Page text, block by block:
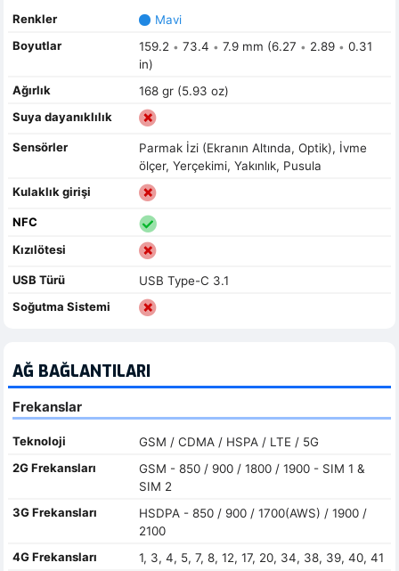
Renkler
Mavi
Boyutlar
159.2 • 73.4 • 7.9 mm (6.27 • 2.89 • 0.31
in)
Ağırlık
168 gr (5.93 oz)
Suya dayanıklılık
Sensörler
Parmak İzi (Ekranın Altında, Optik), İvme
ölçer, Yerçekimi, Yakınlık, Pusula
Kulaklık girişi
NFC
Kızılötesi
USB Türü
USB Type-C 3.1
Soğutma Sistemi
AĞ BAĞLANTILARI
Frekanslar
Teknoloji
GSM / CDMA / HSPA / LTE / 5G
2G Frekansları
GSM - 850 / 900 / 1800 / 1900 - SIM 1 &
SIM 2
3G Frekansları
HSDPA - 850 / 900 / 1700(AWS) / 1900 /
2100
4G Frekansları
1, 3, 4, 5, 7, 8, 12, 17, 20, 34, 38, 39, 40, 41